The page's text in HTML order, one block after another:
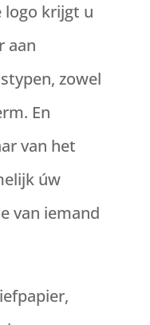
logo krijgt u
aan
zowel
En
van het
úw
van iemand